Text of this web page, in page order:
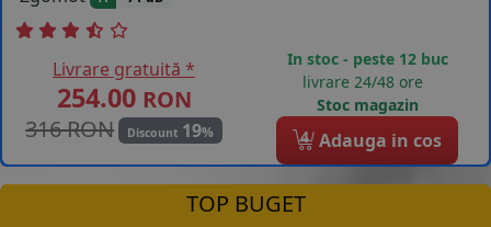
Livrare gratuită *
254.00 RON
316 RON
Discount 19%
In stoc - peste 12 buc
livrare 24/48 ore
Stoc magazin
4 Adauga in cos
TOP BUGET